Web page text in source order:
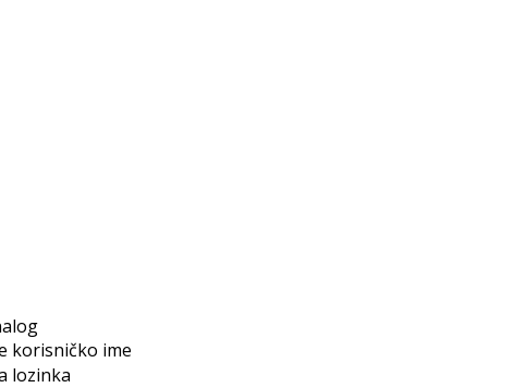
korisničko ime
lozinka